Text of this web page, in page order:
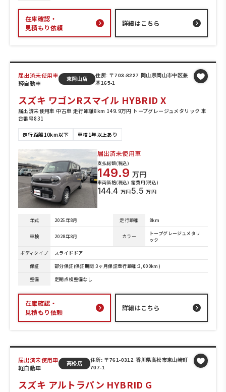
在庫確認・
見積もり依頼
詳細はこちら
届出済未使用車
軽自動車
東岡山店
住所: 〒703-8227 岡山県岡山市中区兼
基165-1
スズキ ワゴンRスマイル HYBRID X
届出済未使用車 中古車 走行距離8km 149.9万円 トープグレージュメタリック 車
台番号831
走行距離10km以下 車検1年以上あり
届出済未使用車
支払総額(税込)
149.9 万円
車両価格(税込)
144.4 万円
諸費用(税込)
5.5 万円
年式 2025年8月 走行距離 8km
車検 2028年8月 カラー
トープグレージュメタリ
ック
ボディタイプ
スライドドア
保証
部分保証(保証期間:3ヶ月保証走行距離:3,000km)
整備
定期点検整備なし
在庫確認・
見積もり依頼
詳細はこちら
届出済未使用車
軽自動車
高松店
住所: 〒761-0312 香川県高松市東山崎町
707-1
スズキ アルトラパン HYBRID G